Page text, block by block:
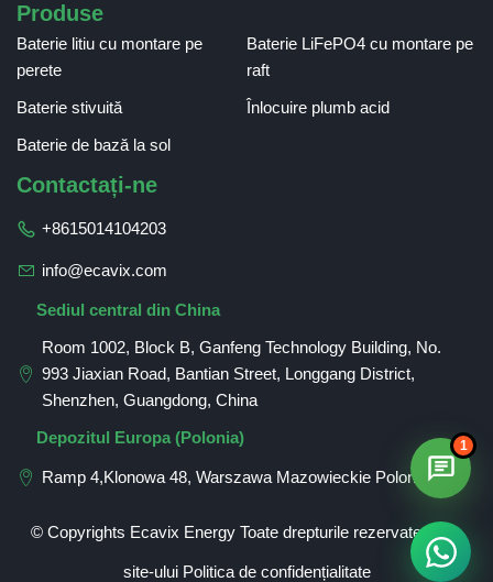
1
Produse
Baterie litiu cu montare pe
perete
Baterie LiFePO4 cu montare pe
raft
Baterie stivuită
Înlocuire plumb acid
Baterie de bază la sol
Contactați-ne
+8615014104203
info@ecavix.com
Sediul central din China
Room 1002, Block B, Ganfeng Technology Building, No.
993 Jiaxian Road, Bantian Street, Longgang District,
Shenzhen, Guangdong, China
Depozitul Europa (Polonia)
Ramp 4,Klonowa 48, Warszawa Mazowieckie Polonia
© Copyrights Ecavix Energy Toate drepturile rezervateharta
site-ului Politica de confidențialitate
Polish
French